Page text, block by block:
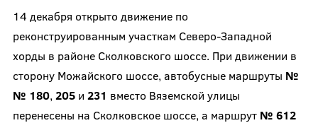
14 декабря открыто движение по
реконструированным участкам Северо-Западной
хорды в районе Сколковского шоссе. При движении в
сторону Можайского шоссе, автобусные маршруты №
№ 180, 205и 231 вместо Вяземской улицы
перенесены на Сколковское шоссе, а маршрут № 612